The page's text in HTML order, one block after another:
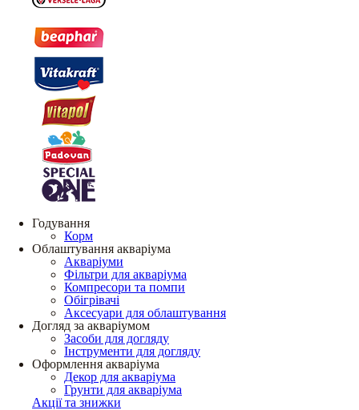
Годування
Корм
Облаштування акваріума
Акваріуми
Фільтри для акваріума
Компресори та помпи
Обігрівачі
Аксесуари для облаштування
Догляд за акваріумом
Засоби для догляду
Інструменти для догляду
Оформлення акваріума
Декор для акваріума
Грунти для акваріума
Акції та знижки